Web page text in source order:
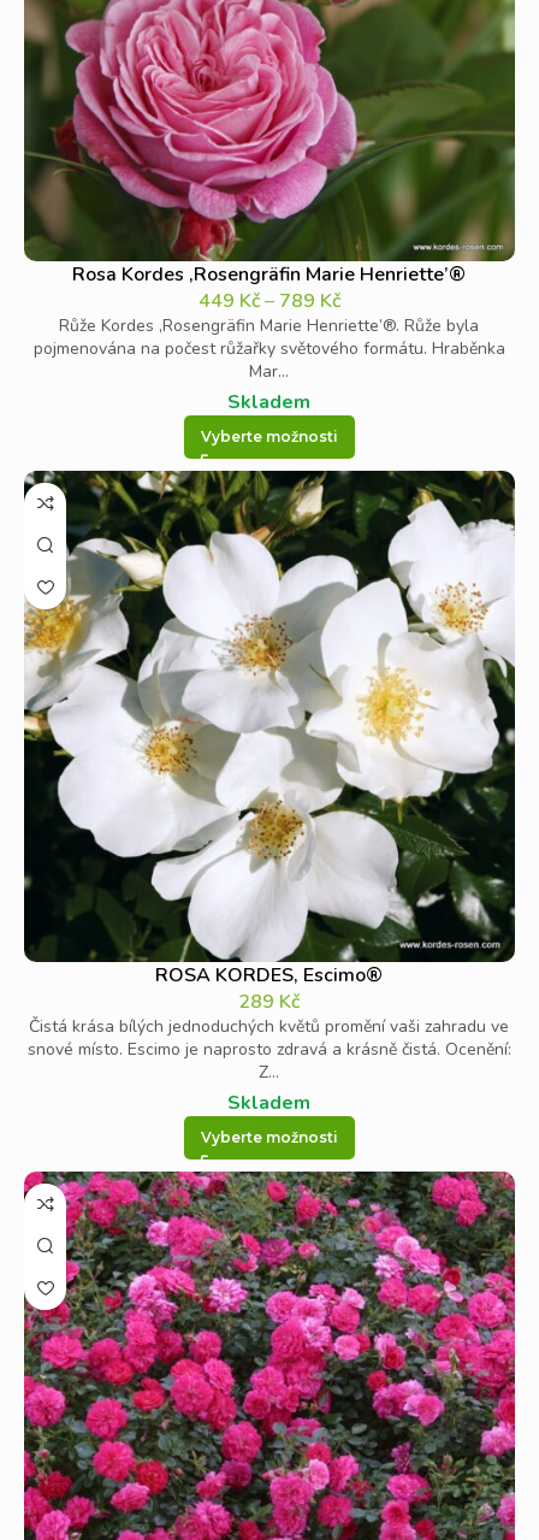
Rosa Kordes ‚Rosengräfin Marie Henriette’®
449 Kč– 789 Kč
Růže Kordes ‚Rosengräfin Marie Henriette’®. Růže byla
pojmenována na počest růžařky světového formátu. Hraběnka
Mar...
Skladem
Vyberte možnosti
ROSA KORDES, Escimo®
289 Kč
Čistá krása bílých jednoduchých květů promění vaši zahradu ve
snové místo. Escimo je naprosto zdravá a krásně čistá. Ocenění:
Z...
Skladem
Vyberte možnosti